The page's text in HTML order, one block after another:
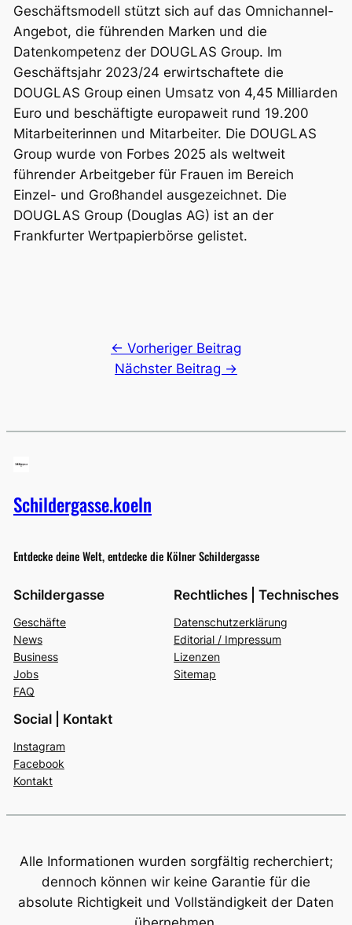
Geschäftsmodell stützt sich auf das Omnichannel-
Angebot, die führenden Marken und die
Datenkompetenz der DOUGLAS Group. Im
Geschäftsjahr 2023/24 erwirtschaftete die
DOUGLAS Group einen Umsatz von 4,45 Milliarden
Euro und beschäftigte europaweit rund 19.200
Mitarbeiterinnen und Mitarbeiter. Die DOUGLAS
Group wurde von Forbes 2025 als weltweit
führender Arbeitgeber für Frauen im Bereich
Einzel- und Großhandel ausgezeichnet. Die
DOUGLAS Group (Douglas AG) ist an der
Frankfurter Wertpapierbörse gelistet.
← Vorheriger Beitrag
Nächster Beitrag →
Schildergasse.koeln
Entdecke deine Welt, entdecke die Kölner Schildergasse
Schildergasse
Geschäfte
News
Business
Jobs
FAQ
Rechtliches | Technisches
Datenschutzerklärung
Editorial / Impressum
Lizenzen
Sitemap
Social | Kontakt
Instagram
Facebook
Kontakt
Alle Informationen wurden sorgfältig recherchiert;
dennoch können wir keine Garantie für die
absolute Richtigkeit und Vollständigkeit der Daten